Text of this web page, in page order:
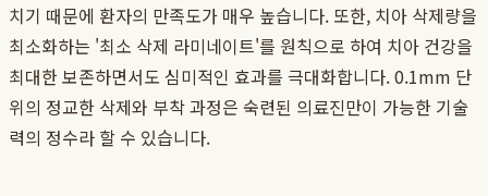
치기 때문에 환자의 만족도가 매우 높습니다. 또한, 치아 삭제량을
최소화하는 '최소 삭제 라미네이트'를 원칙으로 하여 치아 건강을
최대한 보존하면서도 심미적인 효과를 극대화합니다. 0.1mm 단
위의 정교한 삭제와 부착 과정은 숙련된 의료진만이 가능한 기술
력의 정수라 할 수 있습니다.